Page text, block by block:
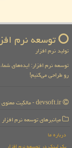
توسعه نرم
تولید نرم افزار
توسعه نرم افزار: ایده‌های
رو طراحی می‌کنیم!
میانبرهای توسعه نرم افزار
درباره ما